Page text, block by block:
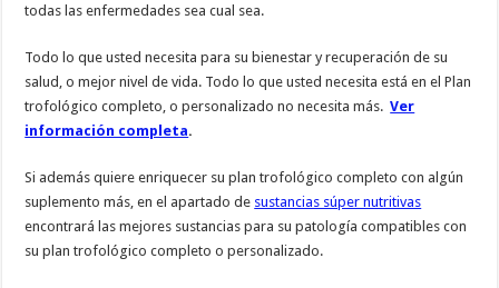
todas las enfermedades sea cual sea.
Todo lo que usted necesita para su bienestar y recuperación de su
salud, o mejor nivel de vida. Todo lo que usted necesita está en el Plan
trofológico completo, o personalizado no necesita más.Ver
información completa.
Si además quiere enriquecer su plan trofológico completo con algún
suplemento más, en el apartado de sustancias súper nutritivas
encontrará las mejores sustancias para su patología compatibles con
su plan trofológico completo o personalizado.